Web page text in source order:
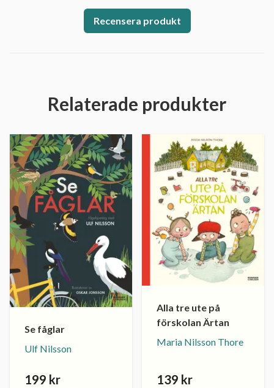
Recensera produkt
Relaterade produkter
Se fåglar
Ulf Nilsson
199 kr
Alla tre ute på
förskolan Ärtan
Maria Nilsson Thore
139 kr